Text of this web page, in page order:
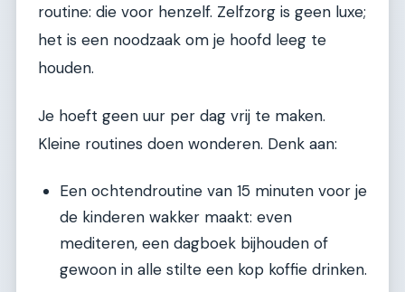
routine: die voor henzelf. Zelfzorg is geen luxe;
het is een noodzaak om je hoofd leeg te
houden.
Je hoeft geen uur per dag vrij te maken.
Kleine routines doen wonderen. Denk aan:
Een ochtendroutine van 15 minuten voor je
de kinderen wakker maakt: even
mediteren, een dagboek bijhouden of
gewoon in alle stilte een kop koffie drinken.